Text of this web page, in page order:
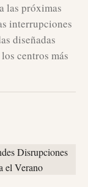
las próximas
interrupciones
diseñadas
centros más